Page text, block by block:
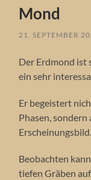
Mond
21. SEPTEMBER
Der Erdmond ist
ein sehr
Er begeistert
Phasen,
Erscheinungsbild.
Beobachten
tiefen Gräben